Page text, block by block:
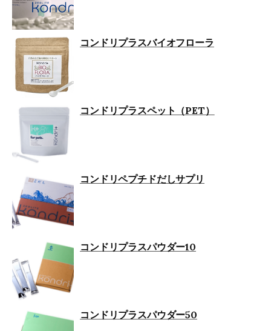
コンドリプラスバイオフローラ
コンドリプラスペット（PET）
コンドリペプチドだしサプリ
コンドリプラスパウダー10
コンドリプラスパウダー50